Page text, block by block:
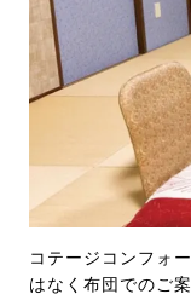
コテージコンフォ
はなく布団でのご